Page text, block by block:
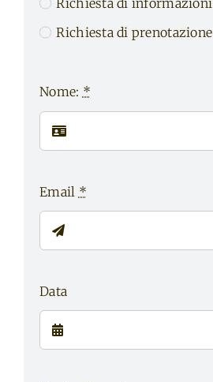
Richiesta di informazioni
Richiesta di prenotazione
Nome: *
Email *
Data